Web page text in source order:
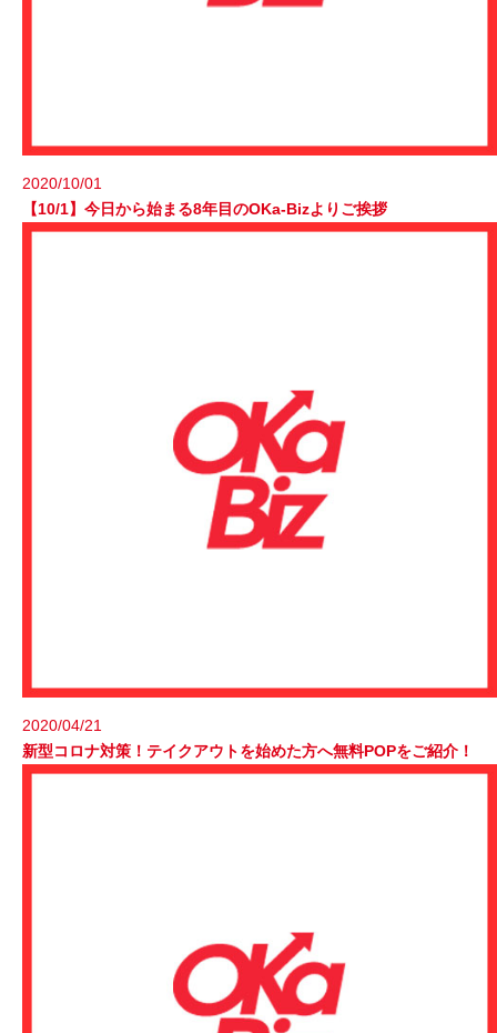
2020/10/01
【10/1】今日から始まる8年目のOKa-Bizよりご挨拶
2020/04/21
新型コロナ対策！テイクアウトを始めた方へ無料POPをご紹介！